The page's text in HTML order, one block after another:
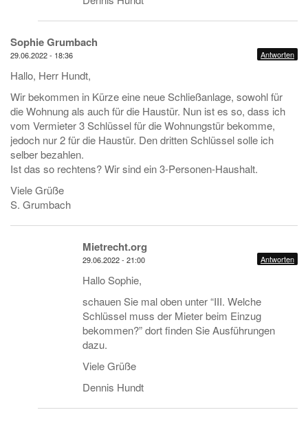
Sophie Grumbach
29.06.2022 - 18:36 Antworten
Hallo, Herr Hundt,
Wir bekommen in Kürze eine neue Schließanlage, sowohl für
die Wohnung als auch für die Haustür. Nun ist es so, dass ich
vom Vermieter 3 Schlüssel für die Wohnungstür bekomme,
jedoch nur 2 für die Haustür. Den dritten Schlüssel solle ich
selber bezahlen.
Ist das so rechtens? Wir sind ein 3-Personen-Haushalt.
Viele Grüße
S. Grumbach
Mietrecht.org
29.06.2022 - 21:00 Antworten
Hallo Sophie,
schauen Sie mal oben unter “III. Welche
Schlüssel muss der Mieter beim Einzug
bekommen?” dort finden Sie Ausführungen
dazu.
Viele Grüße
Dennis Hundt